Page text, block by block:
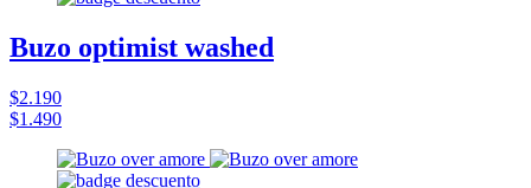
Buzo optimist washed
$2.190
$1.490